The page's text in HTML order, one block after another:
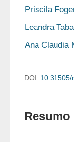
Priscila
Leandra
Ana Claudia
DOI: 10.31505/
Resumo